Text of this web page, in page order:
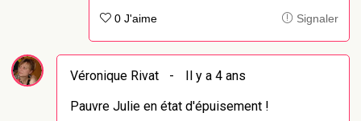
0 J'aime Signaler
Véronique Rivat -
Il y a 4 ans
Pauvre Julie en état d'épuisement !